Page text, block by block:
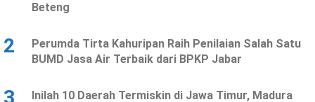
Beteng
2
Perumda Tirta Kahuripan Raih Penilaian Salah Satu
BUMD Jasa Air Terbaik dari BPKP Jabar
Inilah 10 Daerah Termiskin di Jawa Timur, Madura